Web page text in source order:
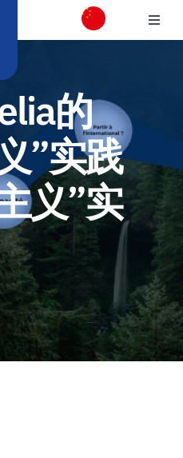
切
换
的
”实践
义”实